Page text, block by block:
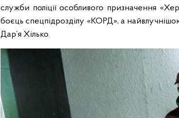
служби поліції особливого призначення
боєць спецпідрозділу «КОРД», а
Дар’я Хілько.